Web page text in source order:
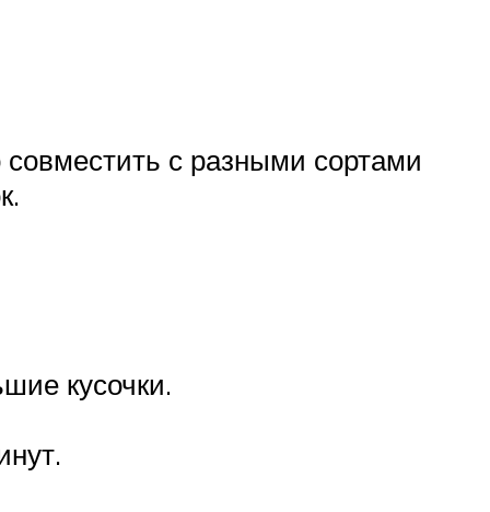
с разными сортами
кусочки.